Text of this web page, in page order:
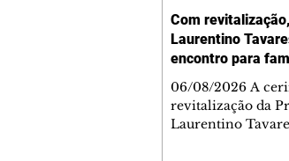
Com
Laurentino
encontro para
Jardim Liberdade
06/08/2026 A
revitalização da
Laurentino